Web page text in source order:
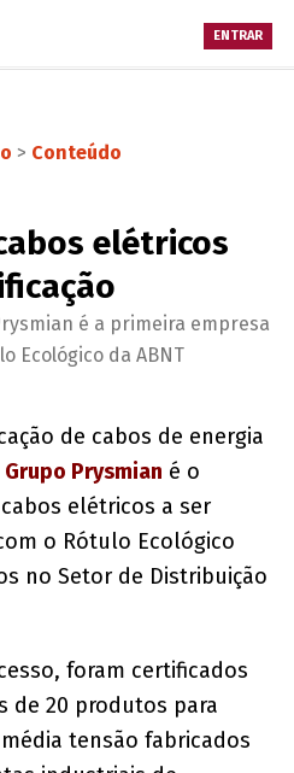
ENTRAR
> Conteúdo
elétricos
é a primeira empresa
Ecológico da ABNT
de cabos de energia
Grupo Prysmian é o
elétricos a ser
o Rótulo Ecológico
no Setor de Distribuição
foram certificados
de 20 produtos para
tensão fabricados